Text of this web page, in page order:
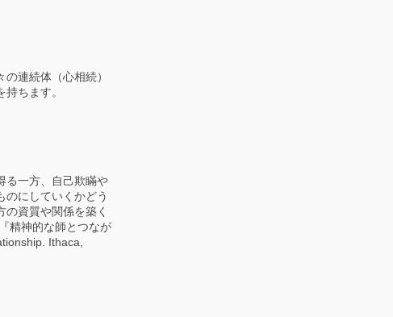
連続体（心相続）
ちます。
る一方、自己欺瞞や
のにしていくかどう
資質や関係を築く
精神的な師とつなが
Ithaca,